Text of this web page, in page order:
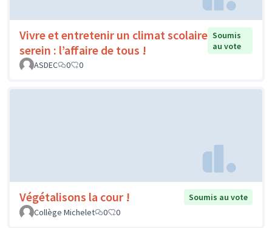
Vivre et entretenir un climat scolaire
serein : l’affaire de tous !
Soumis
au vote
ASDEC
0 0
Végétalisons la cour !
Soumis au vote
Collège Michelet
0 0